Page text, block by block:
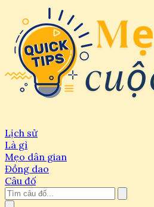
Lịch sử
Là gì
Mẹo dân gian
Đồng dao
Câu đố